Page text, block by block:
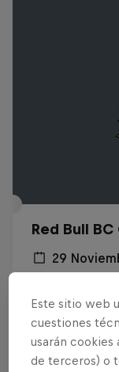
Red Bull
29
Este sitio web
cuestiones
usarán cookies
de terceros) o